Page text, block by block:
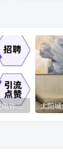
短视频引流诈骗牵出特大电诈案 涉案金额6000余万元